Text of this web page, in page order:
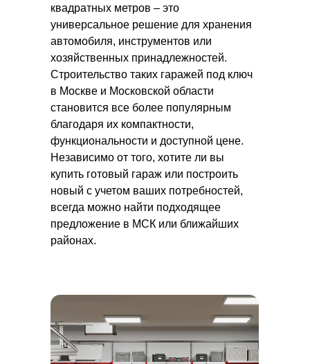
квадратных метров – это
универсальное решение для хранения
автомобиля, инструментов или
хозяйственных принадлежностей.
Строительство таких гаражей под ключ
в Москве и Московской области
становится все более популярным
благодаря их компактности,
функциональности и доступной цене.
Независимо от того, хотите ли вы
купить готовый гараж или построить
новый с учетом ваших потребностей,
всегда можно найти подходящее
предложение в МСК или ближайших
районах.